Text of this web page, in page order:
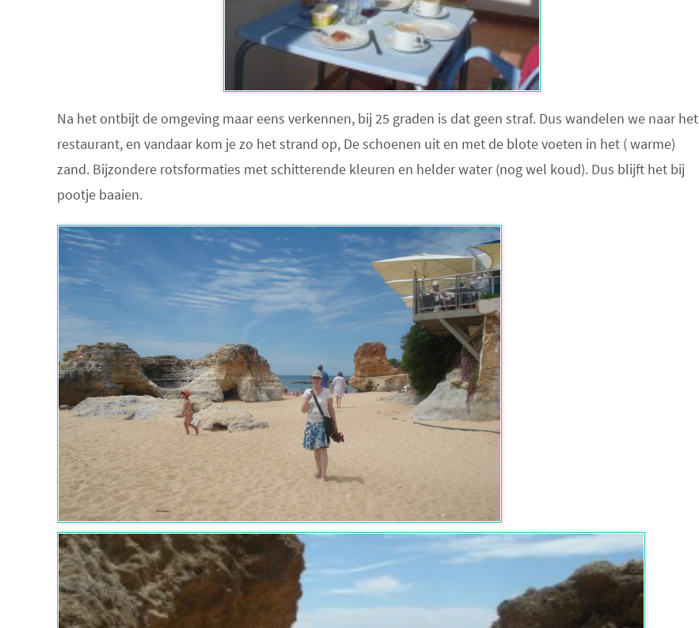
Na het ontbijt de omgeving maar eens verkennen, bij 25 graden is dat geen straf. Dus wandelen we naar het
restaurant, en vandaar kom je zo het strand op, De schoenen uit en met de blote voeten in het ( warme)
zand. Bijzondere rotsformaties met schitterende kleuren en helder water (nog wel koud). Dus blijft het bij
pootje baaien.